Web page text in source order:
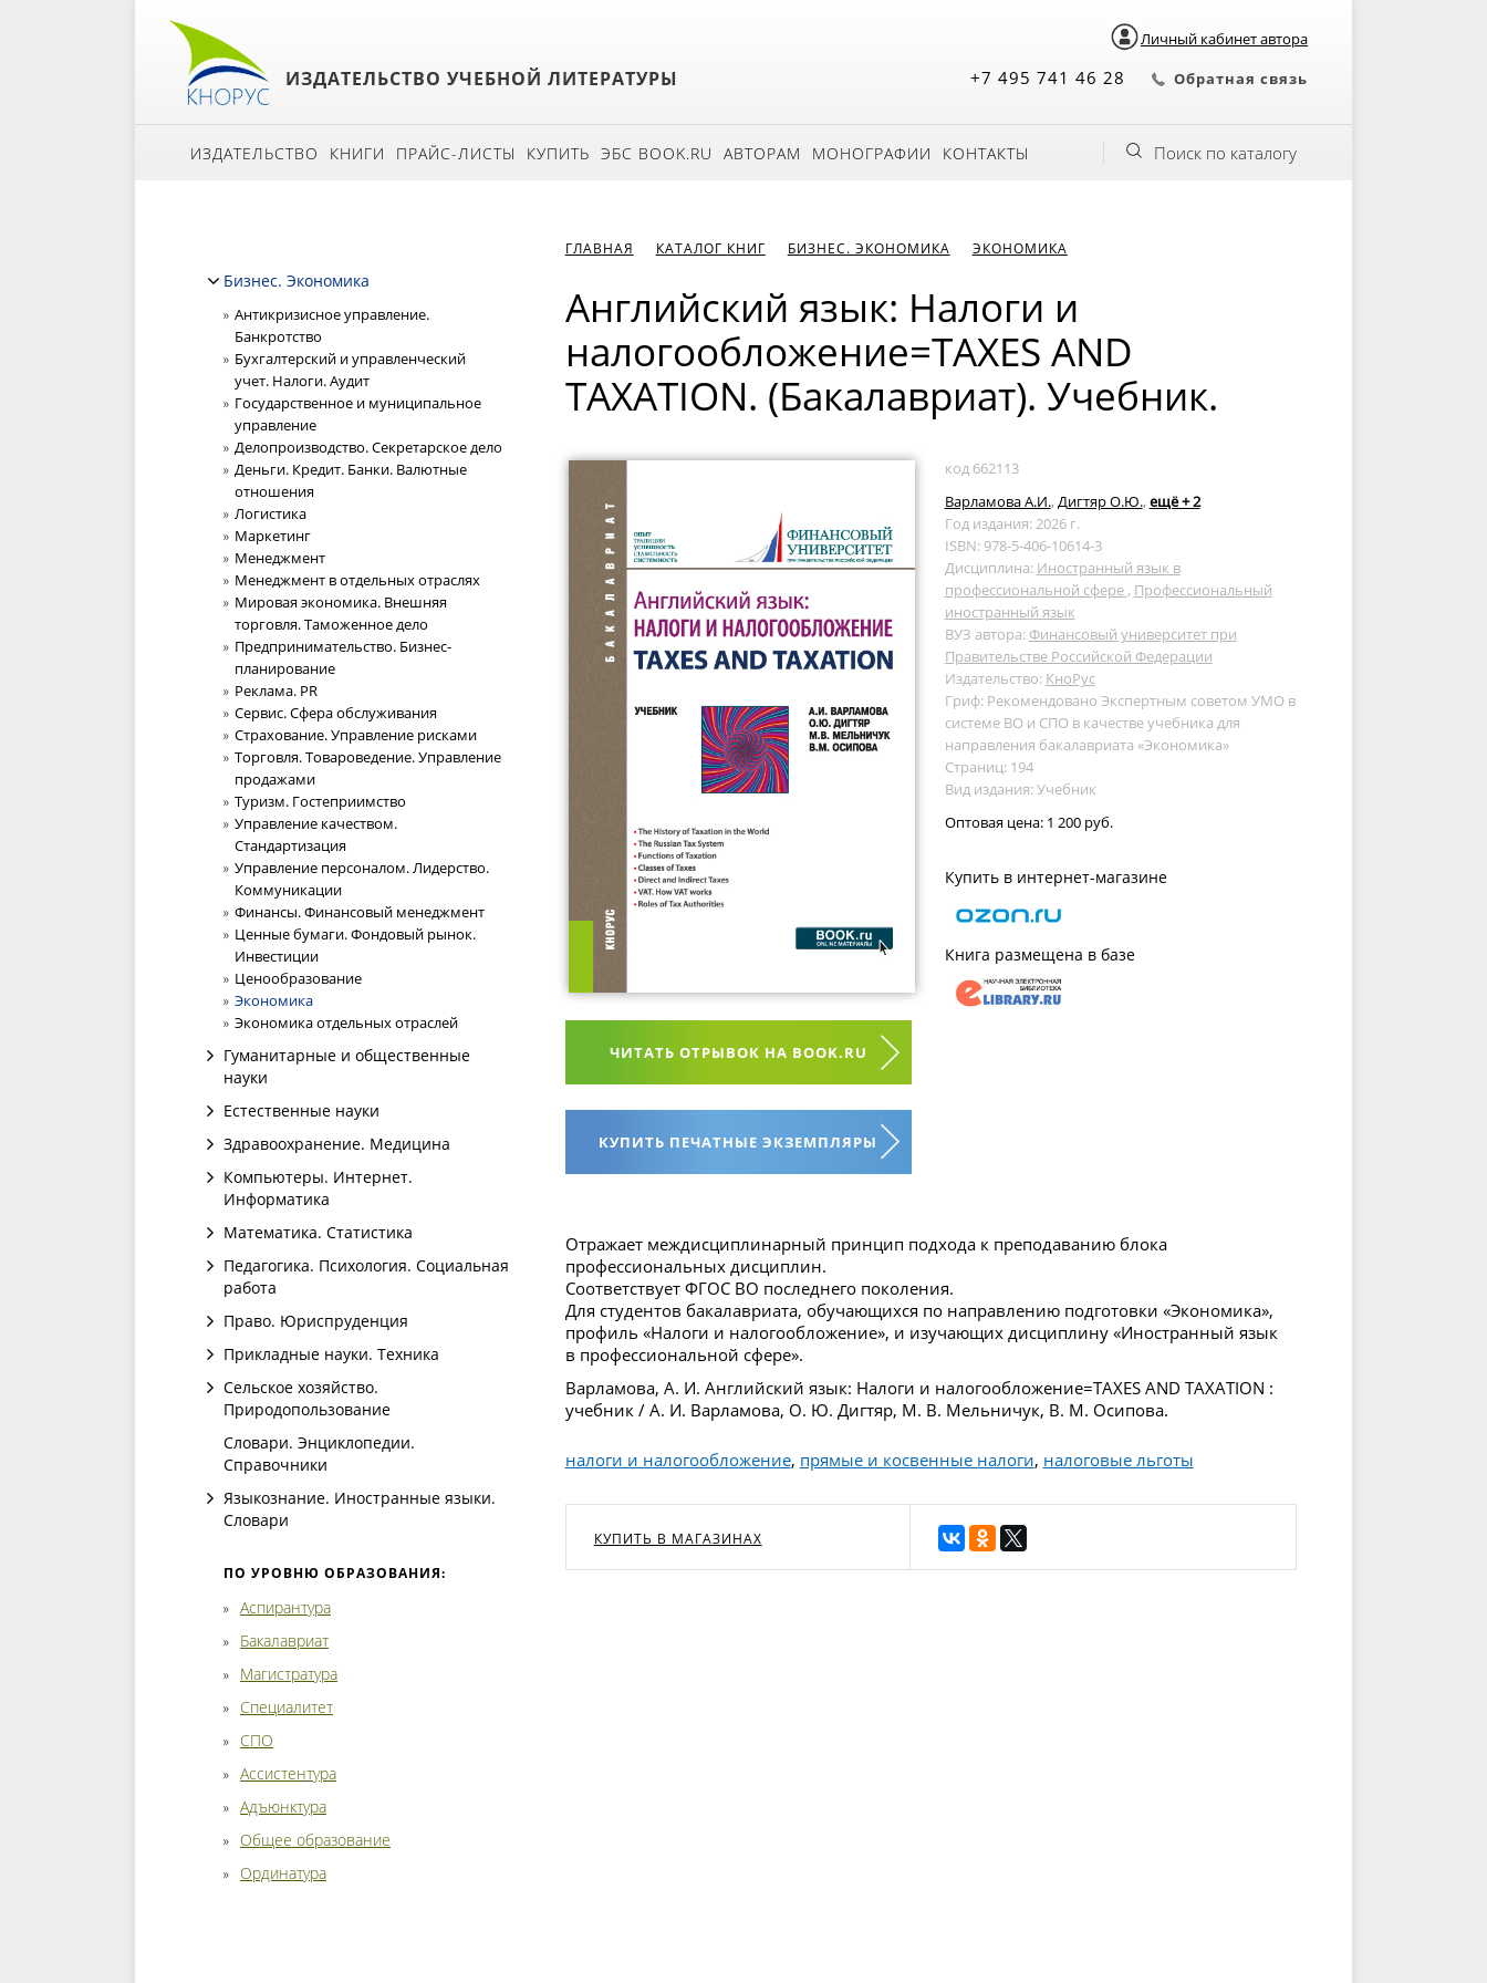
Личный кабинет автора
ИЗДАТЕЛЬСТВО УЧЕБНОЙ ЛИТЕРАТУРЫ +7 495 741 46 28 Обратная связь
ИЗДАТЕЛЬСТВО КНИГИ ПРАЙС-ЛИСТЫ КУПИТЬ ЭБС BOOK.RU АВТОРАМ МОНОГРАФИИ КОНТАКТЫ Поиск по каталогу
Бизнес. Экономика
Антикризисное управление.
Банкротство
Бухгалтерский и управленческий
учет. Налоги. Аудит
Государственное и муниципальное
управление
Делопроизводство. Секретарское дело
Деньги. Кредит. Банки. Валютные
отношения
Логистика
Маркетинг
Менеджмент
Менеджмент в отдельных отраслях
Мировая экономика. Внешняя
торговля. Таможенное дело
Предпринимательство. Бизнес-
планирование
Реклама. PR
Сервис. Сфера обслуживания
Страхование. Управление рисками
Торговля. Товароведение. Управление
продажами
Туризм. Гостеприимство
Управление качеством.
Стандартизация
Управление персоналом. Лидерство.
Коммуникации
Финансы. Финансовый менеджмент
Ценные бумаги. Фондовый рынок.
Инвестиции
Ценообразование
Экономика
Экономика отдельных отраслей
Гуманитарные и общественные
науки
Естественные науки
Здравоохранение. Медицина
Компьютеры. Интернет.
Информатика
Математика. Статистика
Педагогика. Психология. Социальная
работа
Право. Юриспруденция
Прикладные науки. Техника
Сельское хозяйство.
Природопользование
Словари. Энциклопедии.
Справочники
Языкознание. Иностранные языки.
Словари
ПО УРОВНЮ ОБРАЗОВАНИЯ:
Аспирантура
Бакалавриат
Магистратура
Специалитет
СПО
Ассистентура
Адъюнктура
Общее образование
Ординатура
ГЛАВНАЯ КАТАЛОГ КНИГ БИЗНЕС. ЭКОНОМИКА ЭКОНОМИКА
Английский язык: Налоги и
налогообложение=TAXES AND
TAXATION. (Бакалавриат). Учебник.
ЧИТАТЬ ОТРЫВОК НА BOOK.RU
КУПИТЬ ПЕЧАТНЫЕ ЭКЗЕМПЛЯРЫ
код 662113
Варламова А.И., Дигтяр О.Ю., ещё + 2
Год издания: 2026 г.
ISBN: 978-5-406-10614-3
Дисциплина: Иностранный язык в
профессиональной сфере , Профессиональный
иностранный язык
ВУЗ автора: Финансовый университет при
Правительстве Российской Федерации
Издательство: КноРус
Гриф: Рекомендовано Экспертным советом УМО в
системе ВО и СПО в качестве учебника для
направления бакалавриата «Экономика»
Страниц: 194
Вид издания: Учебник
Оптовая цена: 1 200 руб.
Купить в интернет-магазине
Книга размещена в базе
Отражает междисциплинарный принцип подхода к преподаванию блока
профессиональных дисциплин.
Соответствует ФГОС ВО последнего поколения.
Для студентов бакалавриата, обучающихся по направлению подготовки «Экономика»,
профиль «Налоги и налогообложение», и изучающих дисциплину «Иностранный язык
в профессиональной сфере».
Варламова, А. И. Английский язык: Налоги и налогообложение=TAXES AND TAXATION :
учебник / А. И. Варламова, О. Ю. Дигтяр, М. В. Мельничук, В. М. Осипова.
налоги и налогообложение, прямые и косвенные налоги, налоговые льготы
КУПИТЬ В МАГАЗИНАХ